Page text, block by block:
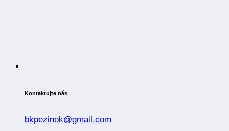
Kontaktujte nás
bkpezinok@gmail.com